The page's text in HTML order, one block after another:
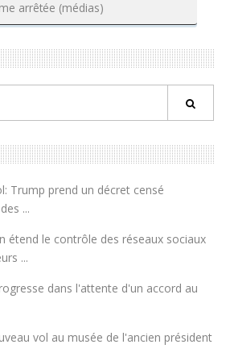
arrêtée (médias)
Trump prend un décret censé
...
étend le contrôle des réseaux sociaux
...
dans l'attente d'un accord au
vol au musée de l'ancien président